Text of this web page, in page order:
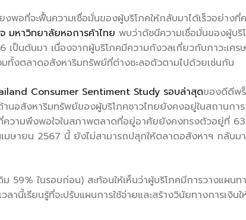
พอที่จะฟื้นความเชื่อมั่นของผู้บริโภคให้กลับมาได้เร็วอย่างที่
มหาวิทยาลัยหอการค้าไทย พบว่าดัชนีความเชื่อมั่นของผู้บ
ป็นต้นมา เนื่องจากผู้บริโภคมีความกังวลเกี่ยวกับภาวะเศ
ทั้งตลาดอสังหาริมทรัพย์ที่ต่างชะลอตัวตามไปด้วยเช่นกัน
Consumer Sentiment Study รอบล่าสุดของดีดีพ
อสังหาริมทรัพย์ของผู้บริโภคชาวไทยยังคงอยู่ในสถานก
ามพึงพอใจในสภาพตลาดที่อยู่อาศัยยังคงทรงตัวอยู่ที่
เมษายน 2567 นี้ ยังไม่สามารถปลุกให้ตลาดอสังหาฯ กลับ
ในรอบก่อน) สะท้อนให้เห็นว่าผู้บริโภคมีการวางแผนท
านี้เรียนรู้ที่จะปรับแผนการใช้จ่ายและสร้างวินัยทางการเงิน